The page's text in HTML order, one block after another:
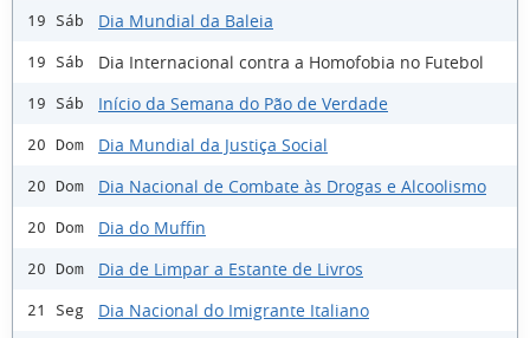
19 Sáb Dia Mundial da Baleia
19 Sáb Dia Internacional contra a Homofobia no Futebol
19 Sáb Início da Semana do Pão de Verdade
20 Dom Dia Mundial da Justiça Social
20 Dom Dia Nacional de Combate às Drogas e Alcoolismo
20 Dom Dia do Muffin
20 Dom Dia de Limpar a Estante de Livros
21 Seg Dia Nacional do Imigrante Italiano